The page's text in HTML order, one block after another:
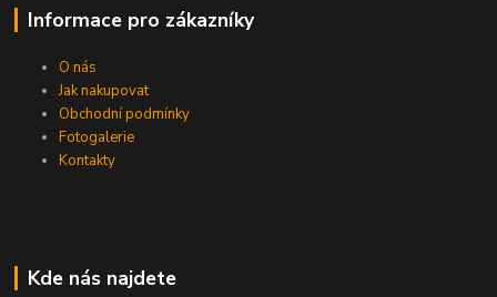
Informace pro zákazníky
O nás
Jak nakupovat
Obchodní podmínky
Fotogalerie
Kontakty
Kde nás najdete